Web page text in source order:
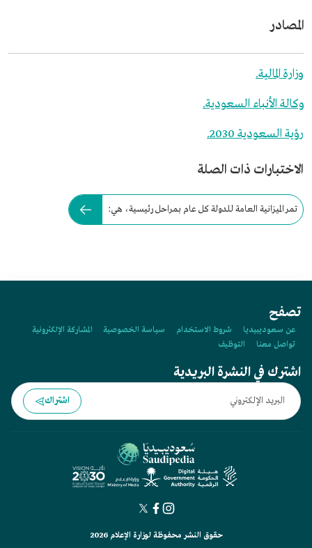
المصادر
وزارة المالية.
وكالة الأنباء السعودية.
رؤية السعودية 2030.
الاختبارات ذات الصلة
تمر الميزانية العامة للدولة كل عام بمراحل رئيسية، هي:
تصفح
عن سعوديبيديا شروط الاستخدام سياسة الخصوصية
المشاركة الإلكترونية
تواصل معنا
التوظيف
اشترك في النشرة البريدية
اشتراك
حقوق النشر محفوظة لوزارة الإعلام 2026